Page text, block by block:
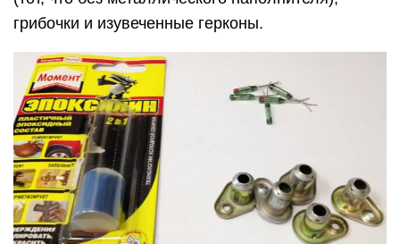
грибочки и изувеченные герконы.